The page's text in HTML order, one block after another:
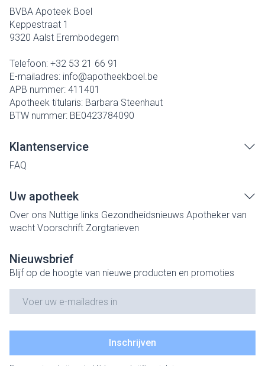
BVBA Apoteek Boel
Keppestraat 1
9320 Aalst Erembodegem
Telefoon: +32 53 21 66 91
E-mailadres: info@apotheekboel.be
APB nummer: 411401
Apotheek titularis: Barbara Steenhaut
BTW nummer: BE0423784090
Klantenservice
FAQ
Uw apotheek
Over ons Nuttige links Gezondheidsnieuws Apotheker van
wacht Voorschrift Zorgtarieven
Nieuwsbrief
Blijf op de hoogte van nieuwe producten en promoties
Inschrijven